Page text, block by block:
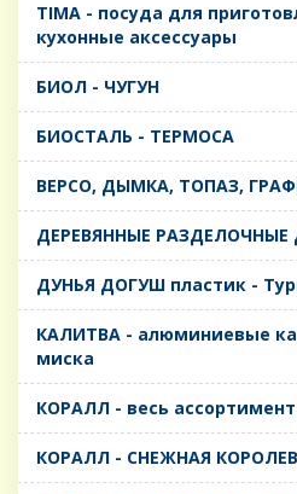
TIMA - посуда для
кухонные аксессуары
БИОЛ - ЧУГУН
БИОСТАЛЬ - ТЕРМОСА
ВЕРСО, ДЫМКА, ТОПАЗ,
ДЕРЕВЯННЫЕ РАЗДЕЛОЧНЫЕ
ДУНЬЯ ДОГУШ пластик -
КАЛИТВА - алюминиевые
миска
КОРАЛЛ - весь ассортимент
КОРАЛЛ - СНЕЖНАЯ